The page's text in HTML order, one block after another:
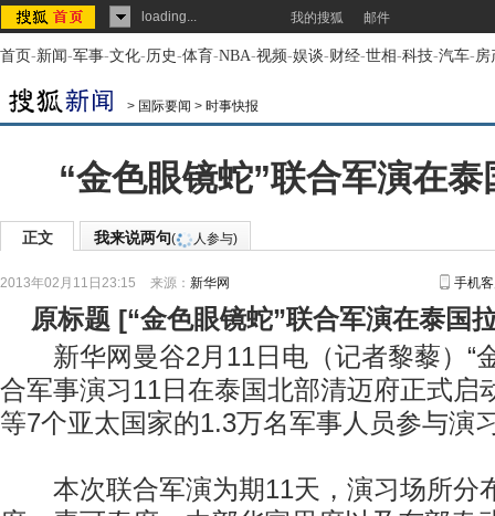
loading... 我的搜狐 邮件
首页-新闻-军事-文化-历史-体育-NBA-视频-娱谈-财经-世相-科技-汽车-房
> 国际要闻 > 时事快报
“金色眼镜蛇”联合军演在
正文 我来说两句( 人参与)
2013年02月11日23:15 来源： 新华网 手机
原标题 [“金色眼镜蛇”联合军演在泰国
新华网曼谷2月11日电（记者黎藜）“
合军事演习11日在泰国北部清迈府正式启
等7个亚太国家的1.3万名军事人员参与演
本次联合军演为期11天，演习场所分